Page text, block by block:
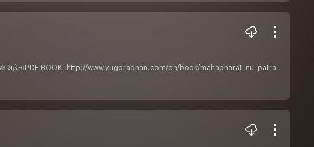
BOOK :http://www.yugpradhan.com/en/book/mahabharat-nu-patra-